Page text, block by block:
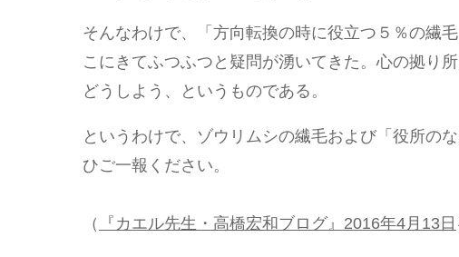
そんなわけで、「方向転換の時に役立つ５％の繊
こにきてふつふつと疑問が湧いてきた。心の拠り
どうしよう、というものである。
というわけで、ゾウリムシの繊毛および「役所の
ひご一報ください。
（ 『カエル先生・高橋宏和ブログ』2016年4月13日